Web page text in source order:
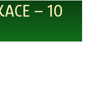
– 10